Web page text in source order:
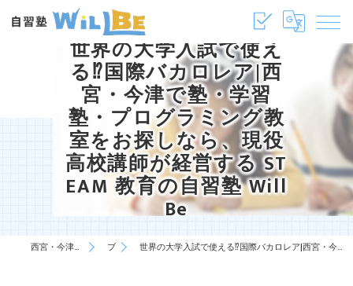
世界の大学入試で使え
る⁉国際バカロレア|西
宮・今津で塾・学習
塾・プログラミング教
室をお探しなら、現役
高校講師が経営する ST
EAM 教育の自習塾 Will
Be
西宮・今津の塾・学習塾は自習塾WillBe ブログ 世界の大学入試で使える⁉国際バカロレア|西宮・今津で塾・学習塾・プログラミング教室をお探しなら、現役高校講師が経営する STEAM 教育の自習塾 WillBe